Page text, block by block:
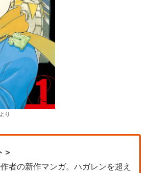
り
＞
者の新作マンガ。ハガレンを超え